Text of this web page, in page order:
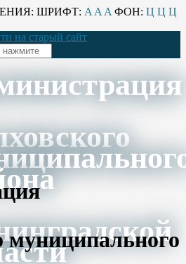
ШРИФТ: A A A ФОН: Ц Ц Ц
на старый сайт
муниципального